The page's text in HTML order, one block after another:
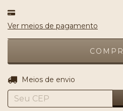
Ver meios de pagamento
Entregas para o CEP:
Meios de envio